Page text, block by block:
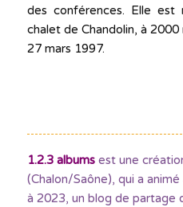
des conférences. Elle
chalet de Chandolin, à
27 mars 1997.
1.2.3 albumsest une
(Chalon/Saône), qui a
à 2023, un blog de partage